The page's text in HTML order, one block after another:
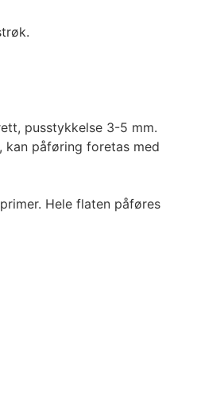
pusstykkelse 3-5 mm.
kan påføring foretas med
Hele flaten påføres